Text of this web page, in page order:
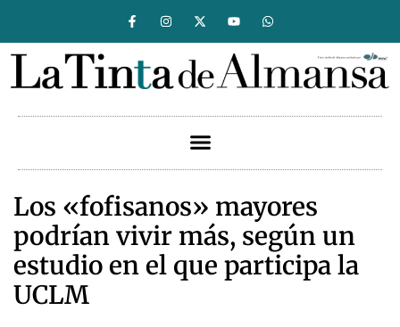
Los «fofisanos» mayores
podrían vivir más, según un
estudio en el que participa la
UCLM